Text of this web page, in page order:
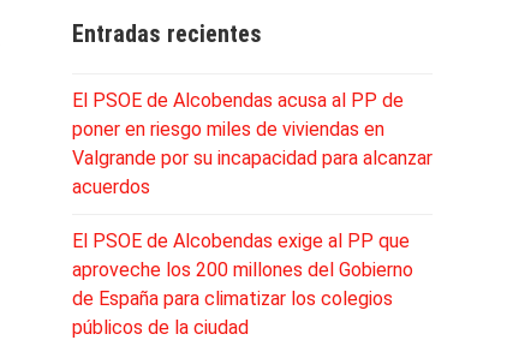
Entradas recientes
El PSOE de Alcobendas acusa al PP de
poner en riesgo miles de viviendas en
Valgrande por su incapacidad para alcanzar
acuerdos
El PSOE de Alcobendas exige al PP que
aproveche los 200 millones del Gobierno
de España para climatizar los colegios
públicos de la ciudad